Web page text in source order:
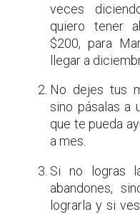
veces
quiero tener
$200, para
llegar a
No dejes tus
sino pásalas a
que te pueda
a mes.
Si no logras
abandones,
lograrla y si